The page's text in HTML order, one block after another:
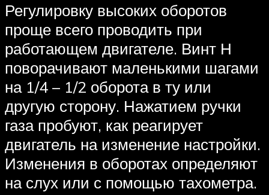
Регулировку высоких оборотов
проще всего проводить при
работающем двигателе. Винт Н
поворачивают маленькими шагами
на 1/4 – 1/2 оборота в ту или
другую сторону. Нажатием ручки
газа пробуют, как реагирует
двигатель на изменение настройки.
Изменения в оборотах определяют
на слух или с помощью тахометра.